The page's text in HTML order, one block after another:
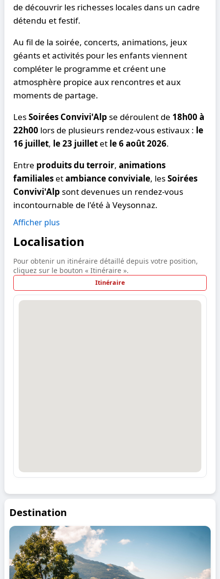
de découvrir les richesses locales dans un cadre
détendu et festif.
Au fil de la soirée, concerts, animations, jeux
géants et activités pour les enfants viennent
compléter le programme et créent une
atmosphère propice aux rencontres et aux
moments de partage.
LesSoirées Convivi'Alp se déroulent de 18h00 à
22h00 lors de plusieurs rendez-vous estivaux : le
16 juillet, le 23 juillet et le 6 août 2026.
Entre produits du terroir,animations
familiales etambiance conviviale, lesSoirées
Convivi'Alp sont devenues un rendez-vous
incontournable de l'été à Veysonnaz.
Afficher plus
Localisation
Pour obtenir un itinéraire détaillé depuis votre position,
cliquez sur le bouton « Itinéraire ».
Itinéraire
Destination